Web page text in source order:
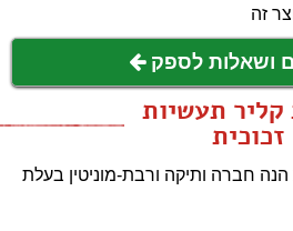
זה
ושאלות לספק
קליר תעשיות
זכוכית
חברה ותיקה ורבת-מוניטין בעלת